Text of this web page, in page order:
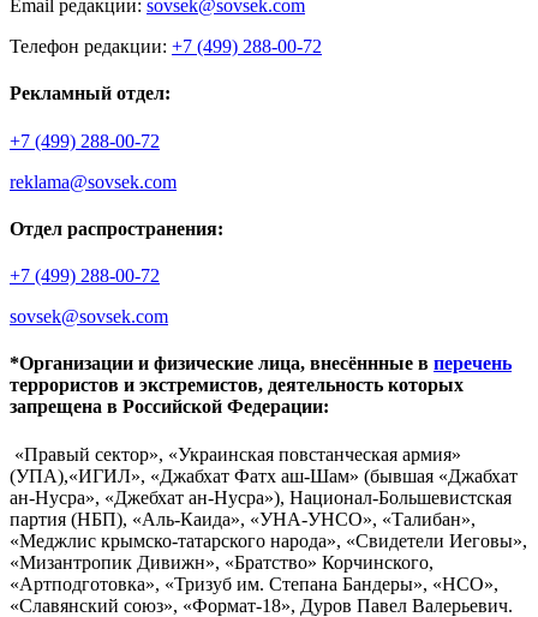
Email редакции: sovsek@sovsek.com
Телефон редакции: +7 (499) 288-00-72
Рекламный отдел:
+7 (499) 288-00-72
reklama@sovsek.com
Отдел распространения:
+7 (499) 288-00-72
sovsek@sovsek.com
*Организации и физические лица, внесённные в перечень
террористов и экстремистов, деятельность которых
запрещена в Российской Федерации:
«Правый сектор», «Украинская повстанческая армия»
(УПА),«ИГИЛ», «Джабхат Фатх аш-Шам» (бывшая «Джабхат
ан-Нусра», «Джебхат ан-Нусра»), Национал-Большевистская
партия (НБП), «Аль-Каида», «УНА-УНСО», «Талибан»,
«Меджлис крымско-татарского народа», «Свидетели Иеговы»,
«Мизантропик Дивижн», «Братство» Корчинского,
«Артподготовка», «Тризуб им. Степана Бандеры», «НСО»,
«Славянский союз», «Формат-18», Дуров Павел Валерьевич.